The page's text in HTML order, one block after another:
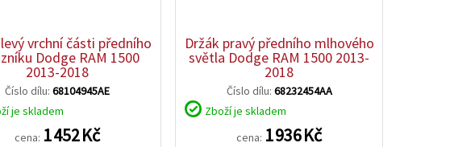
vrchní části předního
Dodge RAM 1500
2013-2018
cena: 1 452 Kč
Číslo dílu: 68104945AE
je skladem
Držák pravý předního mlhového
světla Dodge RAM 1500 2013-
2018
cena: 1 936 Kč
Číslo dílu: 68232454AA
Zboží je skladem